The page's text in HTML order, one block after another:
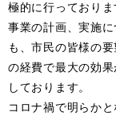
極的に行っておりま
事業の計画、実施
も、市民の皆様の
の経費で最大の効
しております。
コロナ禍で明らか